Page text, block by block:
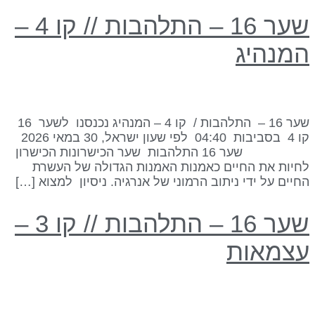
שער 16 – התלהבות // קו 4 –
שער 16 – התלהבות / קו 4 – המנהיג נכנסנו לשער 16
קו 4 בסביבות 04:40 לפי שעון ישראל, 30 במאי 2026
שער 16 התלהבות שער הכישרונות הכישרון
את החיים כאמנות האמנות הגדולה של העשרת
על ידי ניתוב הרמוני של אנרגיה. ניסיון למצוא […]
שער 16 – התלהבות // קו 3 –